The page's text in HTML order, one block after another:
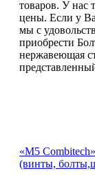
товаров. У нас
цены. Если у
мы с
приобрести
нержавеющая
«М5
(винты,